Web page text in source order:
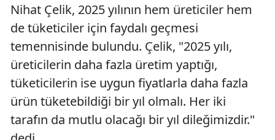
Nihat Çelik, 2025 yılının hem üreticiler hem
de tüketiciler için faydalı geçmesi
temennisinde bulundu. Çelik, "2025 yılı,
üreticilerin daha fazla üretim yaptığı,
tüketicilerin ise uygun fiyatlarla daha fazla
ürün tüketebildiği bir yıl olmalı. Her iki
tarafın da mutlu olacağı bir yıl dileğimizdir."